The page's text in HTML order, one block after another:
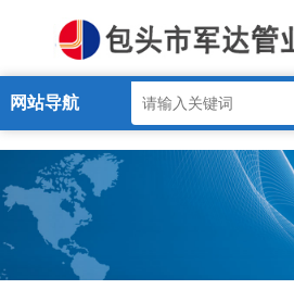
LEYU.COM
网站导航